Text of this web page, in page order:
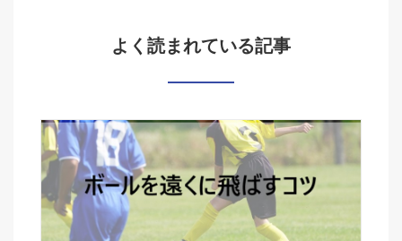
よく読まれている記事